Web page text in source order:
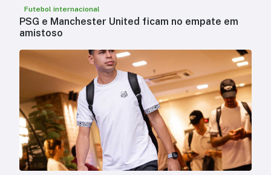
Futebol internacional
PSG e Manchester United ficam no empate em
amistoso